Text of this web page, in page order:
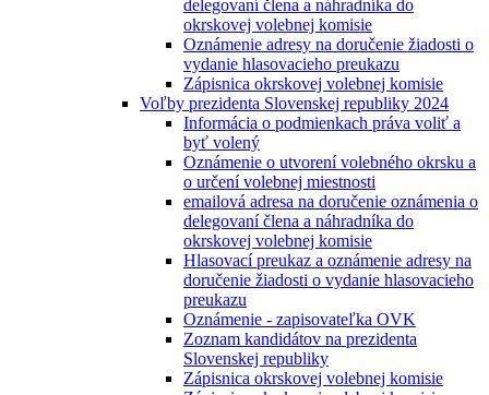
delegovaní člena a náhradníka do
okrskovej volebnej komisie
Oznámenie adresy na doručenie žiadosti o
vydanie hlasovacieho preukazu
Zápisnica okrskovej volebnej komisie
Voľby prezidenta Slovenskej republiky 2024
Informácia o podmienkach práva voliť a
byť volený
Oznámenie o utvorení volebného okrsku a
o určení volebnej miestnosti
emailová adresa na doručenie oznámenia o
delegovaní člena a náhradníka do
okrskovej volebnej komisie
Hlasovací preukaz a oznámenie adresy na
doručenie žiadosti o vydanie hlasovacieho
preukazu
Oznámenie - zapisovateľka OVK
Zoznam kandidátov na prezidenta
Slovenskej republiky
Zápisnica okrskovej volebnej komisie